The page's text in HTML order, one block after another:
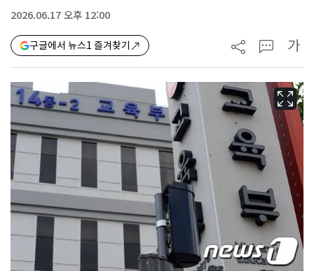
2026.06.17 오후 12:00
구글에서 뉴스1 즐겨찾기 가